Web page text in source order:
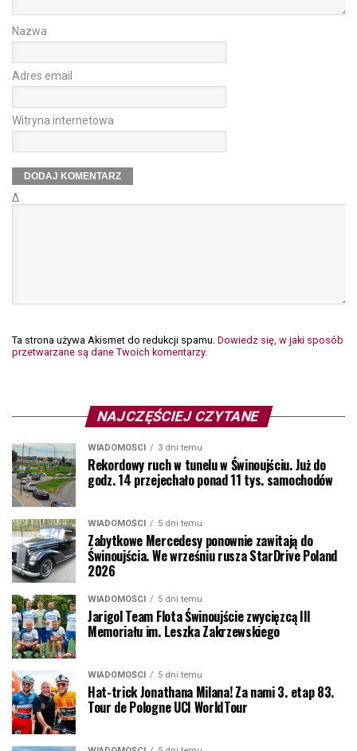
Nazwa
Adres email
Witryna internetowa
Δ
Ta strona używa Akismet do redukcji spamu. Dowiedz się, w jaki sposób
przetwarzane są dane Twoich komentarzy.
NAJCZĘŚCIEJ CZYTANE
WIADOMOŚCI 3 dni temu
Rekordowy ruch w tunelu w Świnoujściu. Już do
godz. 14 przejechało ponad 11 tys. samochodów
WIADOMOŚCI 5 dni temu
Zabytkowe Mercedesy ponownie zawitają do
Świnoujścia. We wrześniu rusza StarDrive Poland
2026
WIADOMOŚCI 5 dni temu
Jarigol Team Flota Świnoujście zwycięzcą III
Memoriału im. Leszka Zakrzewskiego
WIADOMOŚCI 5 dni temu
Hat-trick Jonathana Milana! Za nami 3. etap 83.
Tour de Pologne UCI WorldTour